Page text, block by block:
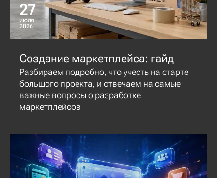
27
июля
2026
Создание маркетплейса: гайд
Разбираем подробно, что учесть на старте
большого проекта, и отвечаем на самые
важные вопросы о разработке
маркетплейсов